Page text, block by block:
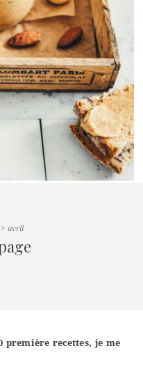
> avril
première recettes, je me